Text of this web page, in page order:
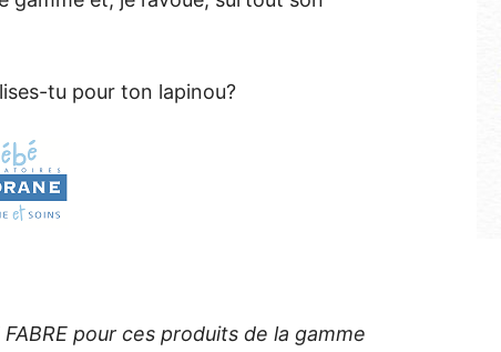
tu pour ton lapinou?
FABRE pour ces produits de la gamme